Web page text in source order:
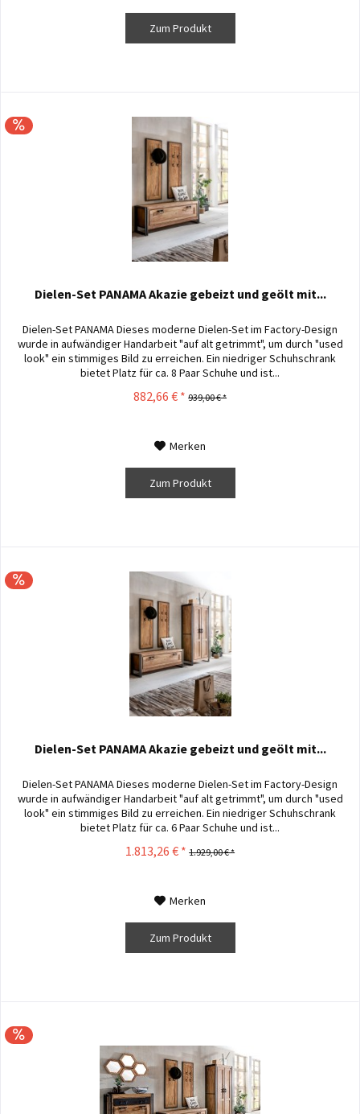
Zum Produkt
Dielen-Set PANAMA Akazie gebeizt und geölt mit...
Dielen-Set PANAMA Dieses moderne Dielen-Set im Factory-Design
wurde in aufwändiger Handarbeit "auf alt getrimmt", um durch "used
look" ein stimmiges Bild zu erreichen. Ein niedriger Schuhschrank
bietet Platz für ca. 8 Paar Schuhe und ist...
882,66 € * 939,00 € *
Merken
Zum Produkt
Dielen-Set PANAMA Akazie gebeizt und geölt mit...
Dielen-Set PANAMA Dieses moderne Dielen-Set im Factory-Design
wurde in aufwändiger Handarbeit "auf alt getrimmt", um durch "used
look" ein stimmiges Bild zu erreichen. Ein niedriger Schuhschrank
bietet Platz für ca. 6 Paar Schuhe und ist...
1.813,26 € * 1.929,00 € *
Merken
Zum Produkt